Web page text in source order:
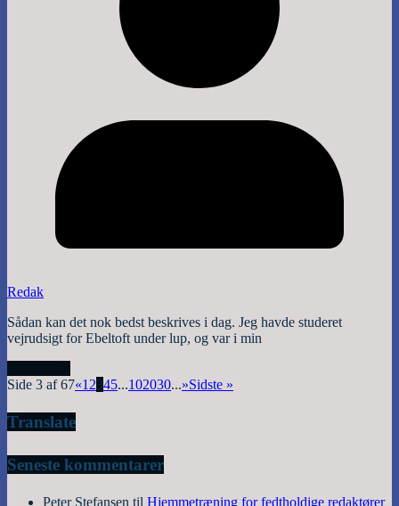
Redak
Sådan kan det nok bedst beskrives i dag. Jeg havde studeret
vejrudsigt for Ebeltoft under lup, og var i min
Side 3 af 67«1 2345...102030...»Sidste »
Translate
Seneste kommentarer
Peter Stefansen til Hjemmetræning for fedtholdige redaktører